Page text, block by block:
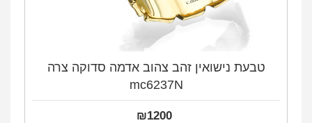
טבעת נישואין זהב צהוב אדמה סדוקה צרה
mc6237N
₪1200